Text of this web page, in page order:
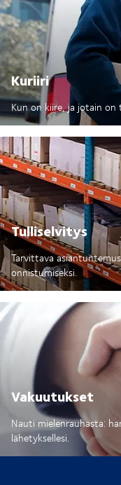
Kuriiri
Kun on kiire, ja jotain
Tulliselvitys
Tarvittava
onnistumiseksi.
Vakuutukset
Nauti mielenrauhasta:
lähetyksellesi.